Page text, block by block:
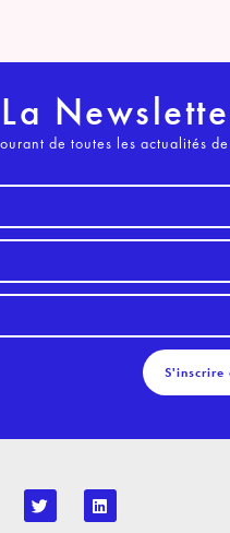
La
de toutes les actualités